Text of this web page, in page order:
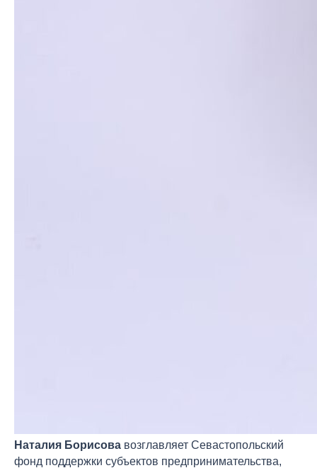
Наталия Борисова возглавляет Севастопольский
фонд поддержки субъектов предпринимательства,